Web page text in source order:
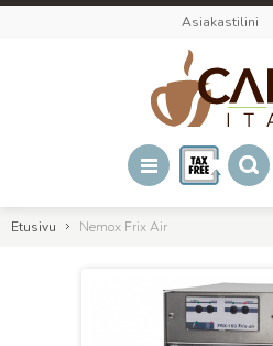
Asiakastilini
Etusivu Nemox Frix Air